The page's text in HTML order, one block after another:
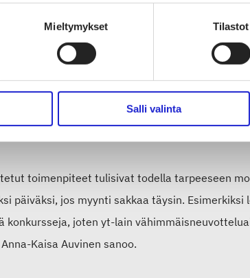
Mieltymykset Tilastot
Salli valinta
yrityksiltä jäsenmaksuja. Maksamme
saatava pian
tänään ehdotuksen hätäapupaketiksi
toimenpiteet tulisivat todella tarpeeseen
päiväksi, jos myynti sakkaa täysin.
konkursseja, joten yt-lain
Kaisa Auvinen sanoo.